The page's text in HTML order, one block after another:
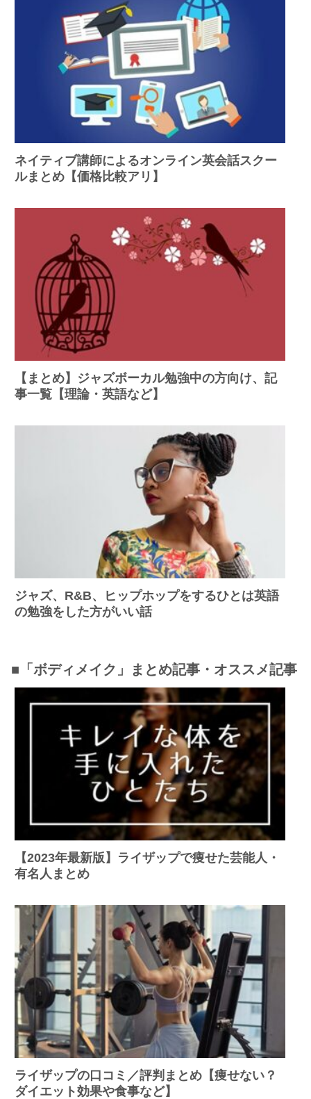
ネイティブ講師によるオンライン英会話スクー
ルまとめ【価格比較アリ】
【まとめ】ジャズボーカル勉強中の方向け、記
事一覧【理論・英語など】
ジャズ、R&B、ヒップホップをするひとは英語
の勉強をした方がいい話
■「ボディメイク」まとめ記事・オススメ記事
【2023年最新版】ライザップで痩せた芸能人・
有名人まとめ
ライザップの口コミ／評判まとめ【痩せない？
ダイエット効果や食事など】